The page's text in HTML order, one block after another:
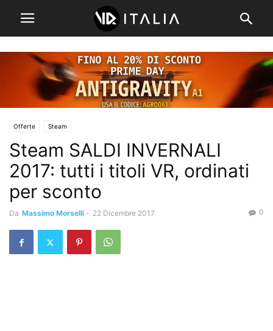
Offerte Steam
Steam SALDI INVERNALI
2017: tutti i titoli VR, ordinati
per sconto
Da Massimo Morselli - 22 Dicembre 2017 0